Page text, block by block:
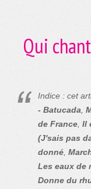
Qui
Indice : cet
- Batucada
de France Il
(J'sais pas
donné
Les eaux de
Donne du